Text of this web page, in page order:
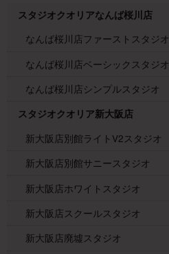
スタジオクオリアなんば桜川店
なんば桜川店ファーストスタジオ
なんば桜川店ベーシックスタジオ
なんば桜川店シンプルスタジオ
スタジオクオリア新大阪店
新大阪店別館ライトV2スタジオ
新大阪店別館サニースタジオ
新大阪店ホワイトスタジオ
新大阪店スクールスタジオ
新大阪店廃墟スタジオ